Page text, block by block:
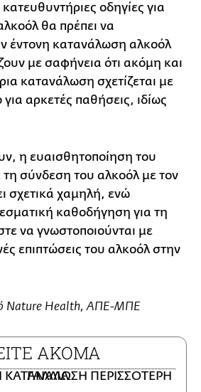
οδηγίες για
θα πρέπει να
έντονη κατανάλωση αλκοόλ
με σαφήνεια ότι ακόμη και
κατανάλωση σχετίζεται με
αρκετές παθήσεις, ιδίως
η ευαισθητοποίηση του
τη σύνδεση του αλκοόλ με τον
σχετικά χαμηλή, ενώ
καθοδήγηση για τη
να γνωστοποιούνται με
επιπτώσεις του αλκοόλ στην
Nature Health, ΑΠΕ-ΜΠΕ
ΑΚΟΜΑ